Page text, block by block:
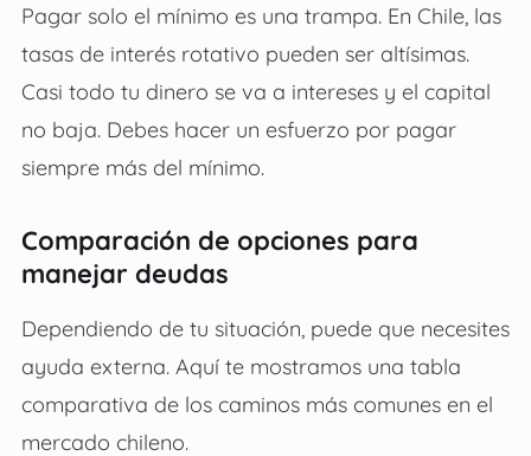
Pagar solo el mínimo es una trampa. En Chile, las
tasas de interés rotativo pueden ser altísimas.
Casi todo tu dinero se va a intereses y el capital
no baja. Debes hacer un esfuerzo por pagar
siempre más del mínimo.
Comparación de opciones para
manejar deudas
Dependiendo de tu situación, puede que necesites
ayuda externa. Aquí te mostramos una tabla
comparativa de los caminos más comunes en el
mercado chileno.